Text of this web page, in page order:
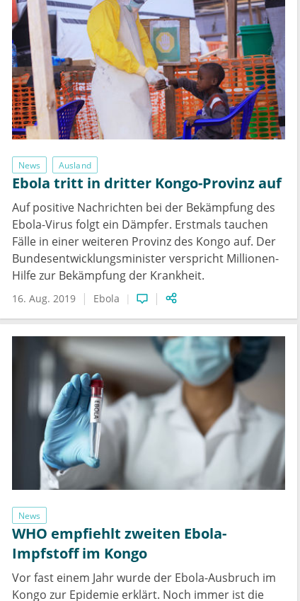
News Ausland
Ebola tritt in dritter Kongo-Provinz auf
Auf positive Nachrichten bei der Bekämpfung des
Ebola-Virus folgt ein Dämpfer. Erstmals tauchen
Fälle in einer weiteren Provinz des Kongo auf. Der
Bundesentwicklungsminister verspricht Millionen-
Hilfe zur Bekämpfung der Krankheit.
16. Aug. 2019 Ebola
News
WHO empfiehlt zweiten Ebola-
Impfstoff im Kongo
Vor fast einem Jahr wurde der Ebola-Ausbruch im
Kongo zur Epidemie erklärt. Noch immer ist die